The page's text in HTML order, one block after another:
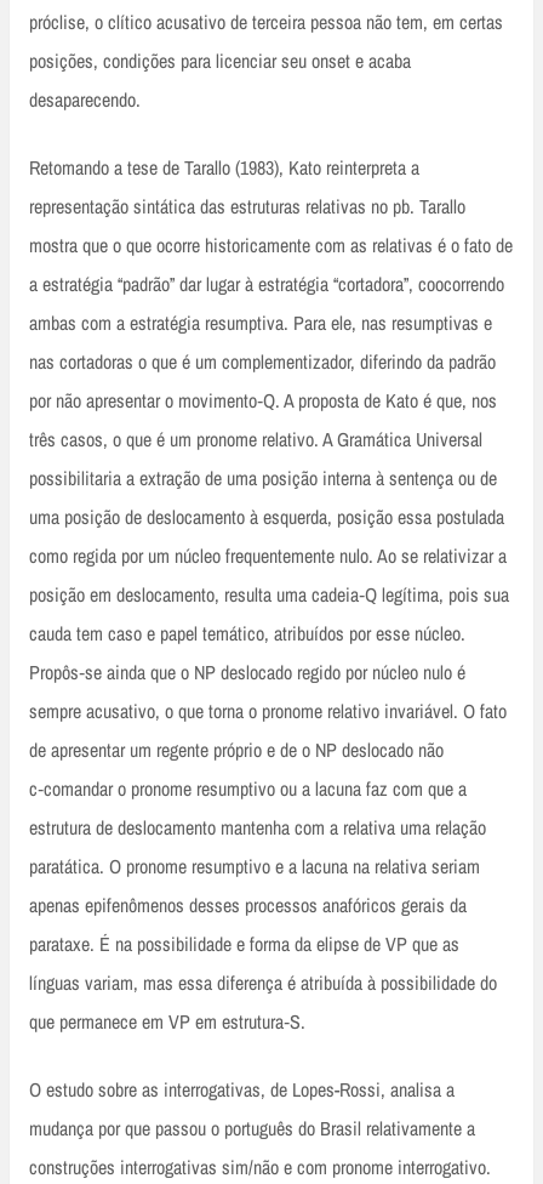
próclise, o clítico acusativo de terceira pessoa não tem, em certas
posições, condições para licenciar seu onset e acaba
desaparecendo.
Retomando a tese de Tarallo (1983), Kato reinterpreta a
representação sintática das estruturas relativas no pb. Tarallo
mostra que o que ocorre historicamente com as relativas é o fato de
a estratégia “padrão” dar lugar à estratégia “cortadora”, coocorrendo
ambas com a estratégia resumptiva. Para ele, nas resumptivas e
nas cortadoras o que é um complementizador, diferindo da padrão
por não apresentar o movimento‑Q. A proposta de Kato é que, nos
três casos, o que é um pronome relativo. A Gramática Universal
possibilitaria a extração de uma posição interna à sentença ou de
uma posição de deslocamento à esquerda, posição essa postulada
como regida por um núcleo frequentemente nulo. Ao se relativizar a
posição em deslocamento, resulta uma cadeia‑Q legítima, pois sua
cauda tem caso e papel temático, atribuídos por esse núcleo.
Propôs‑se ainda que o NP deslocado regido por núcleo nulo é
sempre acusativo, o que torna o pronome relativo invariável. O fato
de apresentar um regente próprio e de o NP deslocado não
c‑comandar o pronome resumptivo ou a lacuna faz com que a
estrutura de deslocamento mantenha com a relativa uma relação
paratática. O pronome resumptivo e a lacuna na relativa seriam
apenas epifenômenos desses processos anafóricos gerais da
parataxe. É na possibilidade e forma da elipse de VP que as
línguas variam, mas essa diferença é atribuída à possibilidade do
que permanece em VP em estrutura‑S.
O estudo sobre as interrogativas, de Lopes-Rossi, analisa a
mudança por que passou o português do Brasil relativamente a
construções interrogativas sim/não e com pronome interrogativo.